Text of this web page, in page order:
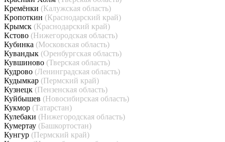
Кремёнки (Калужская область)
Кропоткин (Краснодарский край)
Крымск (Краснодарский край)
Кстово (Нижегородская область)
Кубинка (Московская область)
Кувандык (Оренбургская область)
Кувшиново (Тверская область)
Кудрово (Ленинградская область)
Кудымкар (Пермский край)
Кузнецк (Пензенская область)
Куйбышев (Новосибирская область)
Кукмор (Татарстан)
Кулебаки (Нижегородская область)
Кумертау (Башкортостан)
Кунгур (Пермский край)